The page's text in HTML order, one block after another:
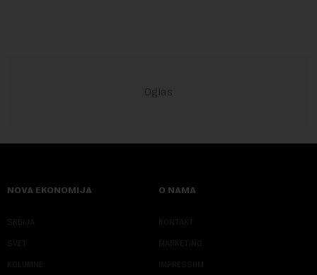
NOVA EKONOMIJA
SRBIJA
SVET
KOLUMNE
O NAMA
KONTAKT
MARKETING
IMPRESSUM